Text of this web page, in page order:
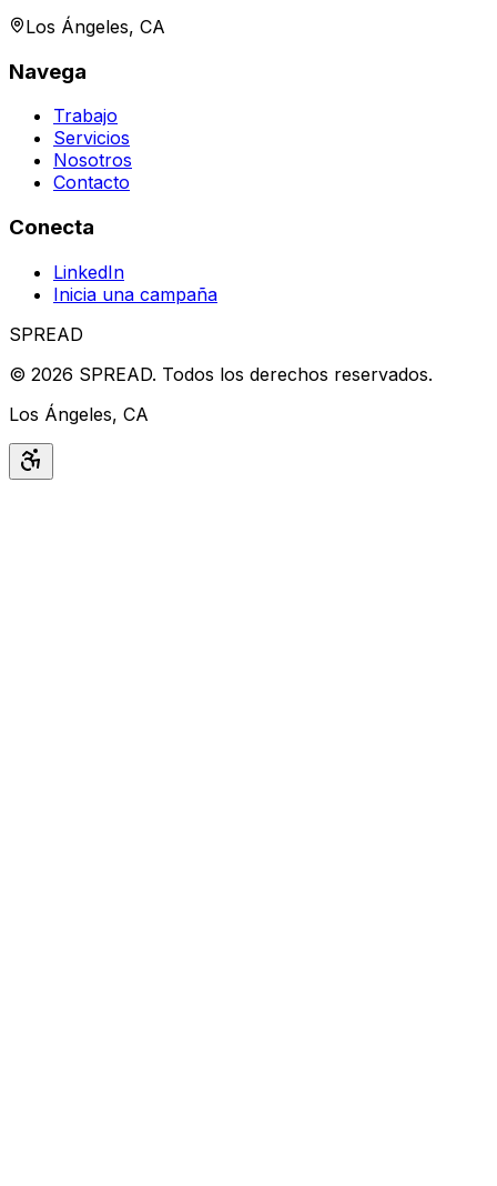
Los Ángeles, CA
Navega
Trabajo
Servicios
Nosotros
Contacto
Conecta
LinkedIn
Inicia una campaña
SPREAD
© 2026 SPREAD. Todos los derechos reservados.
Los Ángeles, CA